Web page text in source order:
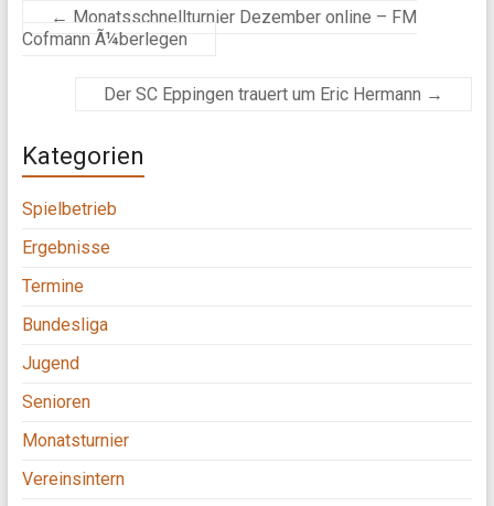
← Monatsschnellturnier Dezember online – FM
Cofmann Ã¼berlegen
Der SC Eppingen trauert um Eric Hermann →
Kategorien
Spielbetrieb
Ergebnisse
Termine
Bundesliga
Jugend
Senioren
Monatsturnier
Vereinsintern